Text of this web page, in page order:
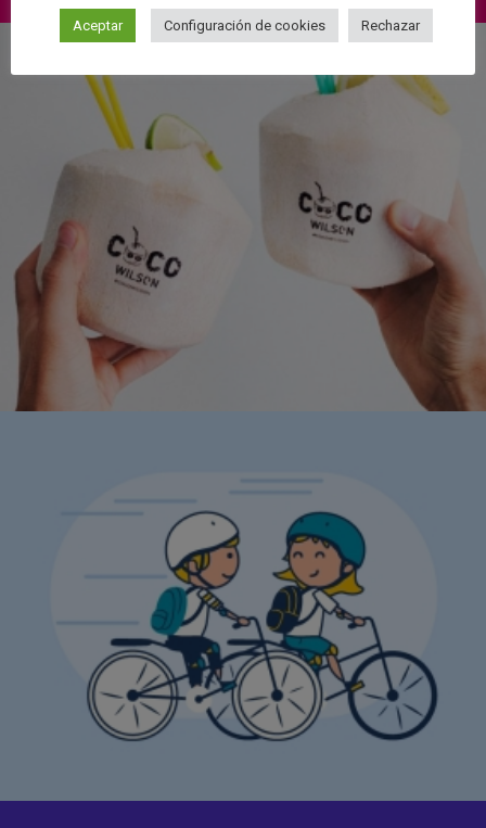
Aceptar Configuración de cookies Rechazar